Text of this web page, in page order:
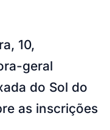
10,
geral
do Sol do
as inscrições